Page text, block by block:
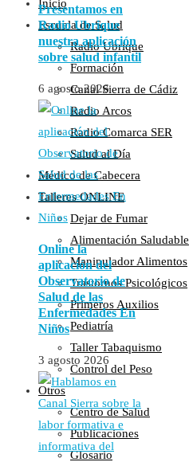
Inicio
Escuela de Salud
Radio Ubrique
Formación
Canal Sierra de Cádiz
Radio Arcos
Radio Comarca SER
Salud al Día
Médico de Cabecera
Talleres ONLINE
Dejar de Fumar
Alimentación Saludable
Manipulador Alimentos
Trastornos Psicológicos
Primeros Auxilios
Pediatría
Taller Tabaquismo
Control del Peso
Otros
Centro de Salud
Publicaciones
Glosario
Presentamos en
Radio Ubrique
nuestra aplicación
sobre salud infantil
6 agosto 2026
Online la
aplicación del
Observatorio de
Salud de las
Enfermedades En
Niños
3 agosto 2026